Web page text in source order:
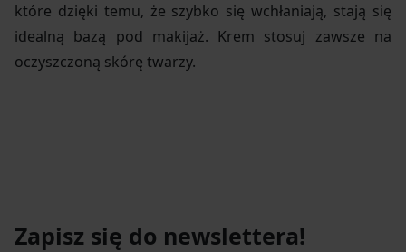
które dzięki temu, że szybko się wchłaniają, stają się
idealną bazą pod makijaż. Krem stosuj zawsze na
oczyszczoną skórę twarzy.
Zapisz się do newslettera!